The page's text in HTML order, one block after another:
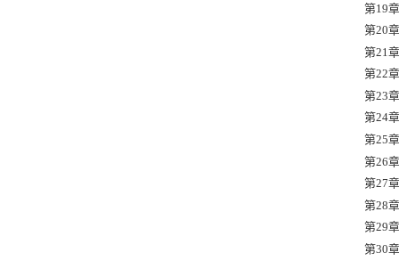
第19
第20
第21
第22
第23
第24
第25
第26
第27
第28
第29
第30